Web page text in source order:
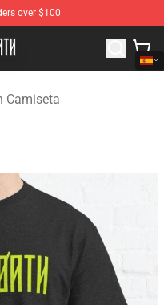
over $100
Merchandise Shop
Camiseta